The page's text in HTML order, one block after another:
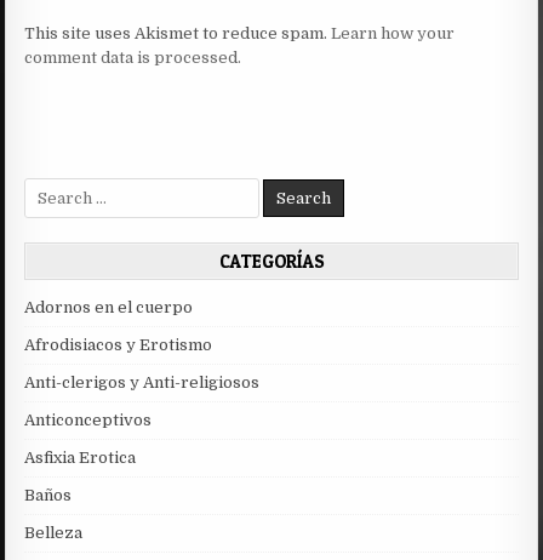
This site uses Akismet to reduce spam.Learn how your
comment data is processed.
Search
for:
CATEGORÍAS
Adornos en el cuerpo
Afrodisiacos y Erotismo
Anti-clerigos y Anti-religiosos
Anticonceptivos
Asfixia Erotica
Baños
Belleza